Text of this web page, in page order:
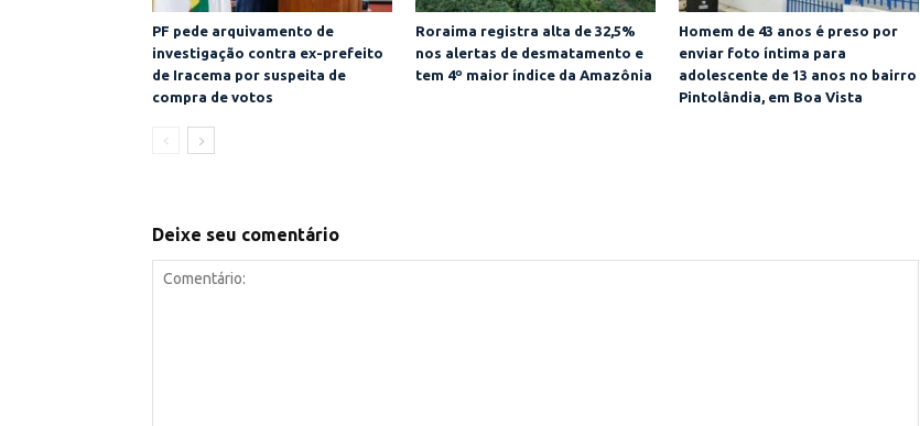
PF pede arquivamento de
investigação contra ex-prefeito
de Iracema por suspeita de
compra de votos
Roraima registra alta de 32,5%
nos alertas de desmatamento e
tem 4º maior índice da Amazônia
Homem de 43 anos é preso por
enviar foto íntima para
adolescente de 13 anos no bairro
Pintolândia, em Boa Vista
Deixe seu comentário